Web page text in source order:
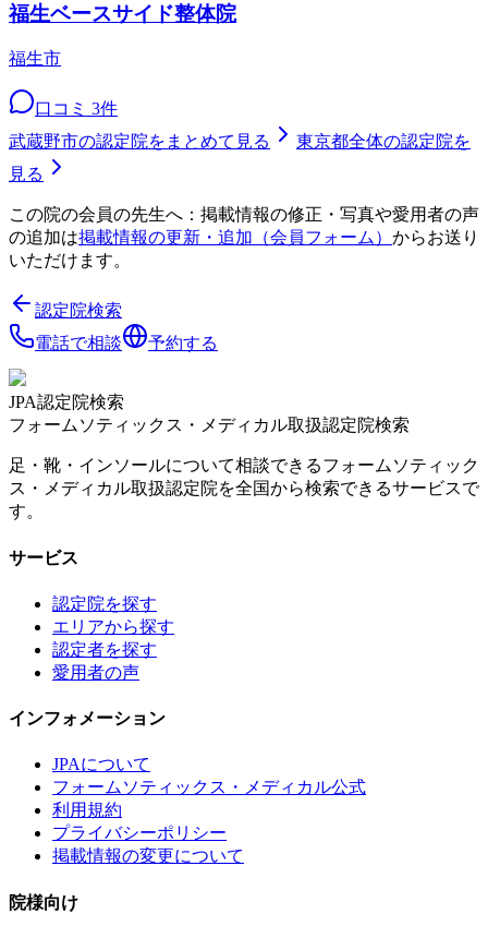
福生ベースサイド整体院
福生市
口コミ 3件
武蔵野市の認定院をまとめて見る 東京都全体の認定院を
見る
この院の会員の先生へ：掲載情報の修正・写真や愛用者の声
の追加は掲載情報の更新・追加（会員フォーム） からお送り
いただけます。
認定院検索
電話で相談
予約する
JPA認定院検索
フォームソティックス・メディカル取扱認定院検索
足・靴・インソールについて相談できるフォームソティック
ス・メディカル取扱認定院を全国から検索できるサービスで
す。
サービス
認定院を探す
エリアから探す
認定者を探す
愛用者の声
インフォメーション
JPAについて
フォームソティックス・メディカル公式
利用規約
プライバシーポリシー
掲載情報の変更について
院様向け